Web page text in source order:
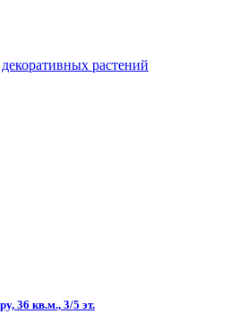
растений
36 кв.м., 3/5 эт.